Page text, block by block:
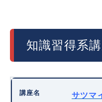
知識習得系
サツマ